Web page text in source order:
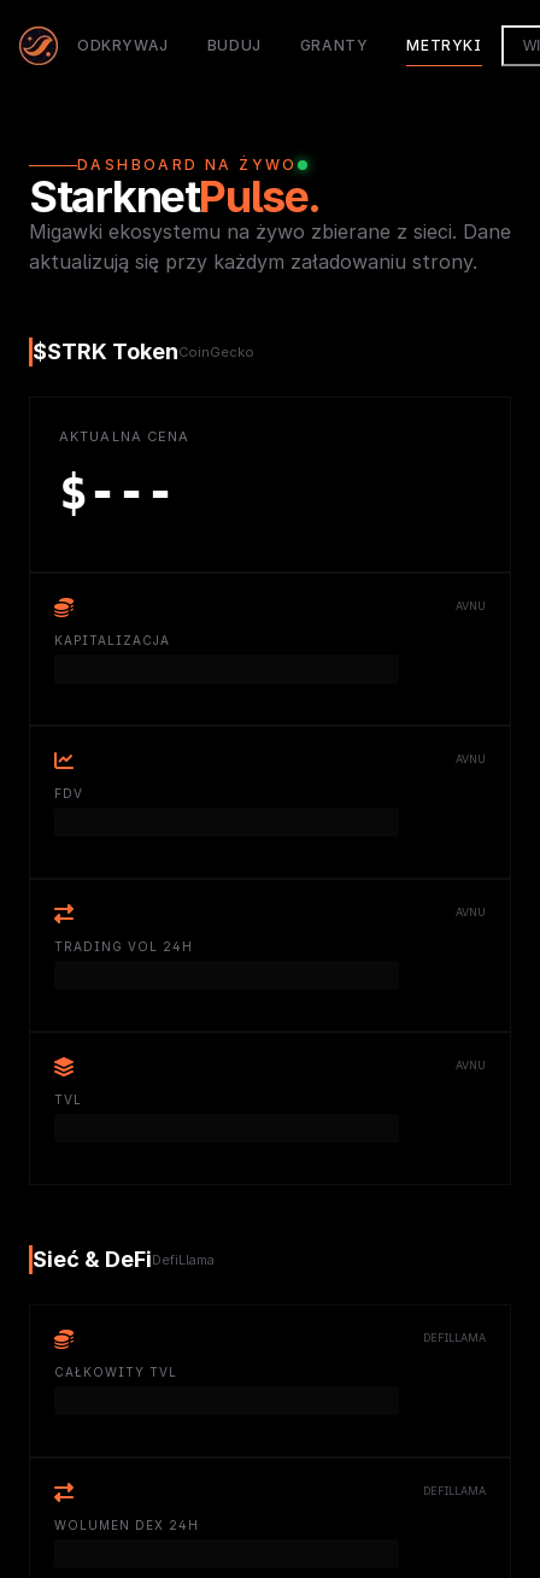
ODKRYWAJ BUDUJ GRANTY METRYKI
DASHBOARD NA ŻYWO
StarknetPulse.
Migawki ekosystemu na żywo zbierane z sieci. Dane
aktualizują się przy każdym załadowaniu strony.
$STRK TokenCoinGecko
AKTUALNA CENA
$---
AVNU
KAPITALIZACJA
AVNU
FDV
AVNU
TRADING VOL 24H
AVNU
TVL
Sieć & DeFiDefiLlama
DEFILLAMA
CAŁKOWITY TVL
DEFILLAMA
WOLUMEN DEX 24H